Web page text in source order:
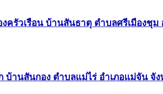
รัวเรือน บ้านสันธาตุ ตำบลศรีเมืองชุม
านสันกอง ตำบลแม่ไร่ อำเภอแม่จัน จัง